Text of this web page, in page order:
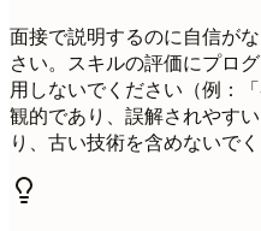
面接で説明するのに自信が
さい。スキルの評価にプロ
用しないでください（例：
観的であり、誤解されやす
り、古い技術を含めないでく